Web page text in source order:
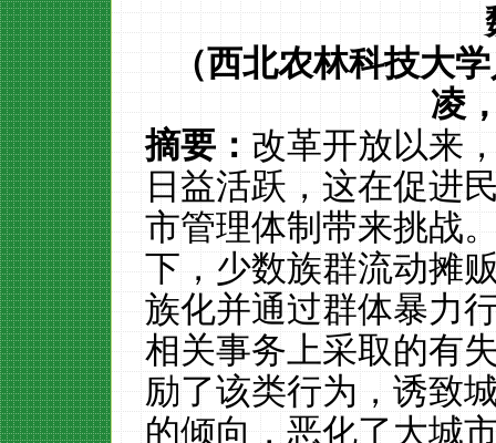
（西北农林科技大
凌
摘要：改革开放以来
日益活跃，这在促进
市管理体制带来挑战
下，少数族群流动摊
族化并通过群体暴力
相关事务上采取的有
励了该类行为，诱致
的倾向，恶化了大城